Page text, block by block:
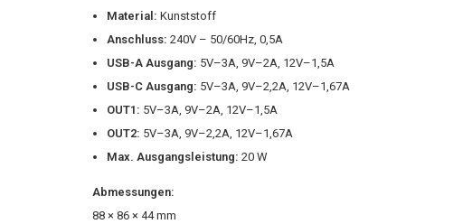
Material: Kunststoff
Anschluss: 240V – 50/60Hz, 0,5A
USB-A Ausgang: 5V–3A, 9V–2A, 12V–1,5A
USB-C Ausgang: 5V–3A, 9V–2,2A, 12V–1,67A
OUT1: 5V–3A, 9V–2A, 12V–1,5A
OUT2: 5V–3A, 9V–2,2A, 12V–1,67A
Max. Ausgangsleistung: 20 W
Abmessungen:
88 × 86 × 44 mm